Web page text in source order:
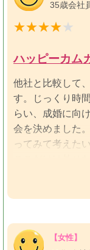
35歳会社
ハッピーカム
他社と比較して
す。じっくり時
らい、成婚に向
会を決めました
ってみて考えた
ージが掘り下げ
【女性】